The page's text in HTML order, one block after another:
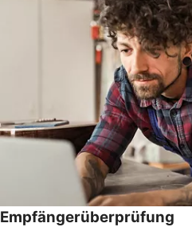
Empfängerüberprüfung